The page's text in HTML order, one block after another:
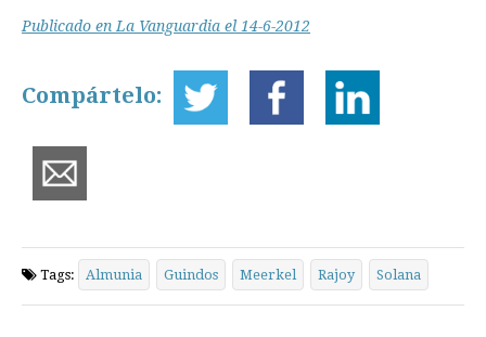
Publicado en La Vanguardia el 14-6-2012
Compártelo:
Tags: Almunia Guindos Meerkel Rajoy Solana